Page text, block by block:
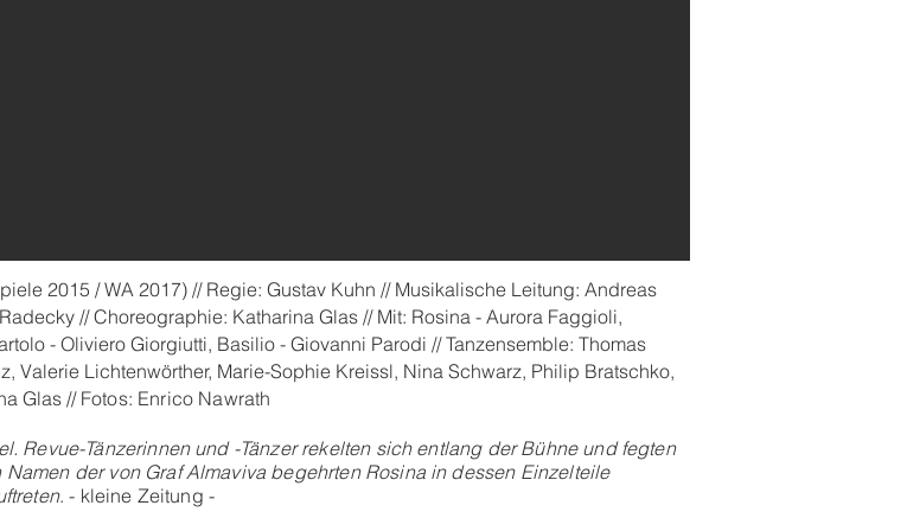
2015 / WA 2017) // Regie: Gustav Kuhn //Musikalische Leitung: Andreas
// Choreographie: Katharina Glas // Mit: Rosina - Aurora Faggioli,
- Oliviero Giorgiutti, Basilio - Giovanni Parodi // Tanzensemble: Thomas
Valerie Lichtenwörther, Marie-Sophie Kreissl, Nina Schwarz, Philip Bratschko,
Glas // Fotos: Enrico Nawrath
Revue-Tänzerinnen und -Tänzer rekelten sich entlang der Bühne und fegten
der von Graf Almaviva begehrten Rosina in dessen Einzelteile
. - kleine Zeitung -